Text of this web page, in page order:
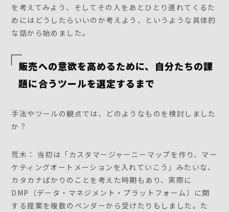
を考えてみよう、そしてその人をあとひとり連れてくるた
めにはどうしたらいいのか考えよう、というような具体的
な話から始めました。
販売への意欲を高めるために、自分たちの課
題に合うツールを選定するまで
手法やツールの観点では、どのようなものを検討しました
か？
荒木： 当初は「カスタマージャーニーマップを作り、マー
ケティングオートメーションを入れていこう」みたいな、
カタカナばかりのことを考えた時期もあり、実際に
DMP（データ・マネジメント・プラットフォーム）に関
する提案を複数のベンダーから受けたりもしました。た